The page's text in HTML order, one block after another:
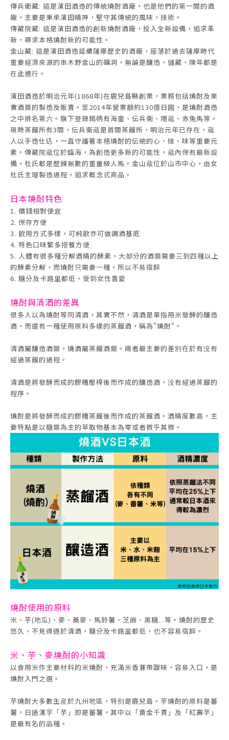
傳兵衛藏: 這是濱田酒造的傳統燒酎酒廠，也是他們的第一間的酒
廠，主要是秉承濱田精神，堅守其傳統的風味，技術。
傳藏院藏: 這是濱田酒造的創新燒酎酒廠，投入全新設備，追求革
新，尋求本格燒酎新的可能性。
金山藏: 這是濱田酒造延續薩摩歷史的酒廠，座落於過去薩摩時代
重要經濟來源的串木野金山的礦洞，無論是釀造，儲藏，陳年都是
在此進行。
濱田酒造於明治元年(1868年)在鹿兒島縣創業，業務包括燒酎及果
實酒類的製造及販賣。至2014年營業額約130億日圓，是燒酎酒造
之中排名第六。旗下登錄銘柄有海童、伝兵衞、隱蔵、赤兔馬等。
現時蒸餾所有3間，伝兵衞蔵是首間蒸餾所，明治元年已存在，蔵
人以手造仕込，一直守護著本格燒酎的伝統的心、技、味等重要元
素。傳藏院蔵位於臨海，為創造更多新的可能性，蔵內保有最新設
備，杜氏都是歴練無數的重量級人馬。金山蔵位於山市中心，由女
杜氏主理製造過程，追求概念式商品。
日本燒酎特色
1. 價錢相對便宜
2. 保存方便
3. 飲用方式多樣，可純飲亦可做調酒基底
4. 特色口味繁多搭餐方便
5. 人體有很多種分解酒精的酵素，大部分的酒類需要三到四種以上
的酵素分解，而燒酎只需要一種，所以不易宿醉
6. 糖分及卡路里都低，受到女性喜愛
燒酎與清酒的差異
很多人以為燒酎等同清酒，其實不然，清酒是單指用米發酵的釀造
酒，而還有一種使用原料多樣的蒸餾酒，稱為"燒酎"。
清酒屬釀造酒類，燒酒屬蒸餾酒類。兩者最主要的差別在於有没有
經過蒸餾的過程。
清酒是將發酵而成的醪糟壓榨後而作成的釀造酒，没有經過蒸餾的
程序。
燒酎是將發酵而成的醪糟蒸餾後而作成的蒸餾酒。酒精度數高，主
要特點是以糖類為主的萃取物基本為零或者微乎其微。
燒酎使用的原料
米、芋(地瓜)、麥、蕎麥、馬鈴薯、芝麻、黑糖...等。燒酎的歷史
悠久，不見得遜於清酒，糖分及卡路里都低，也不容易宿醉。
米、芋、麥燒酎的小知識
以食用米作主要材料的米燒酎，充滿米香兼帶甜味，容易入口，是
燒酎入門之選。
芋燒酎大多數生産於九州地區，特別是鹿兒島。芋燒酎的原料是蕃
薯，日語漢字「芋」即是蕃薯，其中以「黄金千貫」及「紅壽芋」
是最有名的品種。